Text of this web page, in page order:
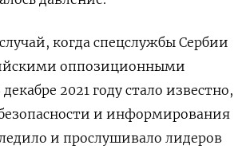
когда спецслужбы Сербии
оппозиционными
декабре 2021 году стало известно,
и информирования
и прослушивало лидеров